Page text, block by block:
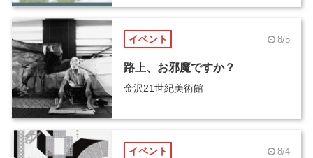
イベント 8/5
路上、お邪魔ですか？
金沢21世紀美術館
イベント 8/4